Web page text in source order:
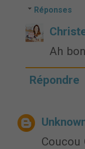
Réponses
Ah
Répondre